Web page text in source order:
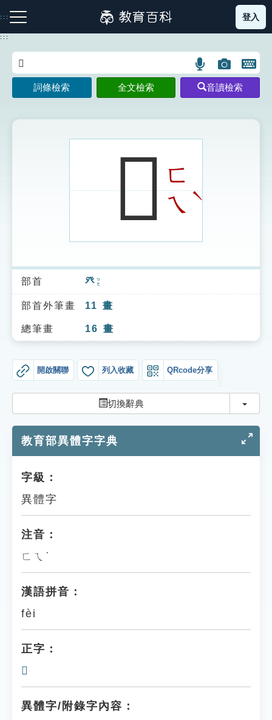
到
主
:::
注音索引圖示 筆畫索引圖示 部首索引表圖示
索引選單
知識索引
單字索引
貓頭鷹博士
登入
:::
語
言
搜
示
圖
片
搜
開
鍵
圖
詞條檢索 全文檢索 音讀檢索
𤼹ㄈ
ㄟˋ
部首 癶 ㄅㄛ
部首外筆畫 11 畫
總筆畫 16 畫
開啟關聯 列入收藏 QRcode分享
切換辭典 切換
教育部異體字字典
字級：
異體字
注音：
ㄈㄟˋ
漢語拼音：
fèi
正字：
𧶢
異體字/附錄字內容：